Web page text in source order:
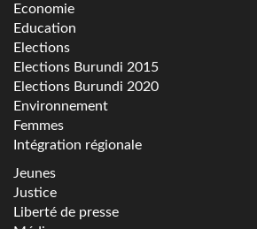
Economie
Education
Elections
Elections Burundi 2015
Elections Burundi 2020
Environnement
Femmes
Intégration régionale
Jeunes
Justice
Liberté de presse